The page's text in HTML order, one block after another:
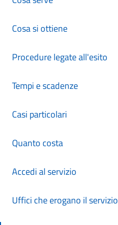
Cosa si ottiene
Procedure legate all'esito
Tempi e scadenze
Casi particolari
Quanto costa
Accedi al servizio
Uffici che erogano il servizio